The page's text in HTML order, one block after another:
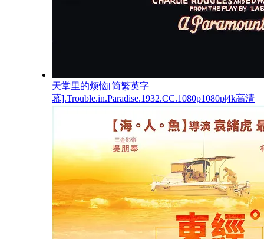
天堂里的烦恼[简繁英字
幕].Trouble.in.Paradise.1932.CC.1080p1080p|4k高清